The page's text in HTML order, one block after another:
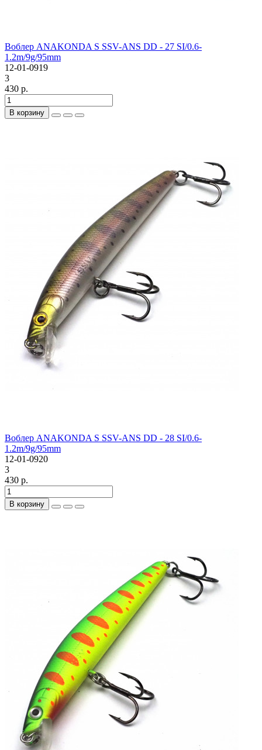
Воблер ANAKONDA S SSV-ANS DD - 27 SI/0.6-
1.2m/9g/95mm
12-01-0919
3
430 р.
В корзину
Воблер ANAKONDA S SSV-ANS DD - 28 SI/0.6-
1.2m/9g/95mm
12-01-0920
3
430 р.
В корзину